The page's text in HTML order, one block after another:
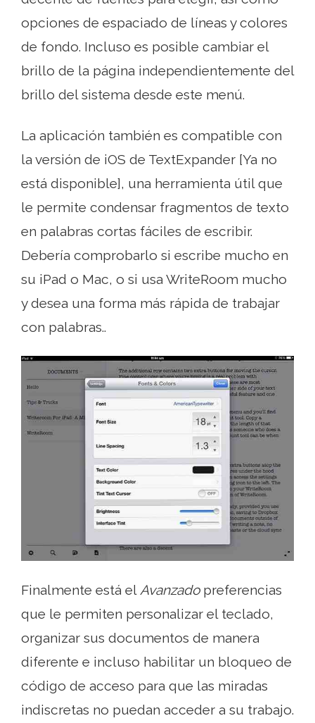
opciones de espaciado de líneas y colores
de fondo. Incluso es posible cambiar el
brillo de la página independientemente del
brillo del sistema desde este menú.
La aplicación también es compatible con
la versión de iOS de TextExpander [Ya no
está disponible], una herramienta útil que
le permite condensar fragmentos de texto
en palabras cortas fáciles de escribir.
Debería comprobarlo si escribe mucho en
su iPad o Mac, o si usa WriteRoom mucho
y desea una forma más rápida de trabajar
con palabras..
Finalmente está el Avanzadopreferencias
que le permiten personalizar el teclado,
organizar sus documentos de manera
diferente e incluso habilitar un bloqueo de
código de acceso para que las miradas
indiscretas no puedan acceder a su trabajo.